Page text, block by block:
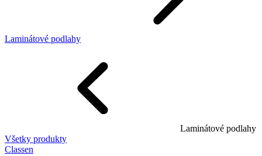
Laminátové podlahy
Laminátové podlahy
Všetky produkty
Classen